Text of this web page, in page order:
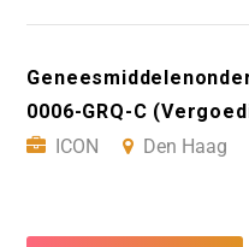
0006-GRQ-C
ICON
Den Haag